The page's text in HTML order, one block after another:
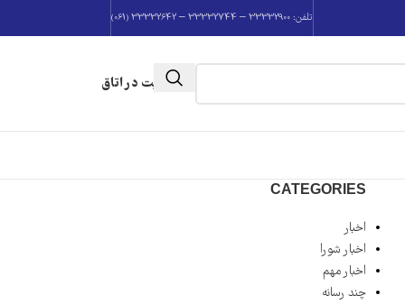
تلفن: 33332900 – 33332744 – 33332642 (061)
عضویت در اتاق
CATEGORIES
اخبار
اخبار شورا
اخبار مهم
چند رسانه